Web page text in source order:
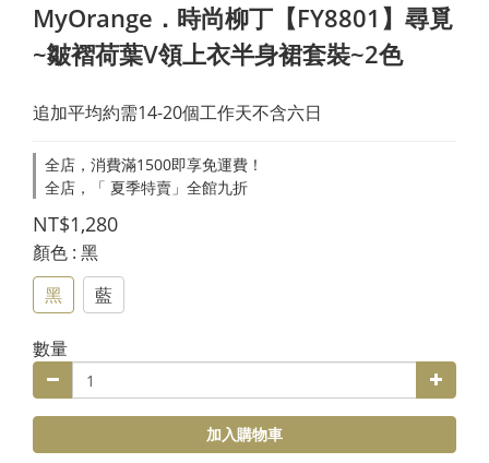
MyOrange．時尚柳丁【FY8801】尋覓
~皺褶荷葉V領上衣半身裙套裝~2色
追加平均約需14-20個工作天不含六日
全店，消費滿1500即享免運費！
全店，「 夏季特賣」全館九折
NT$1,280
顏色 : 黑
黑
藍
數量
加入購物車